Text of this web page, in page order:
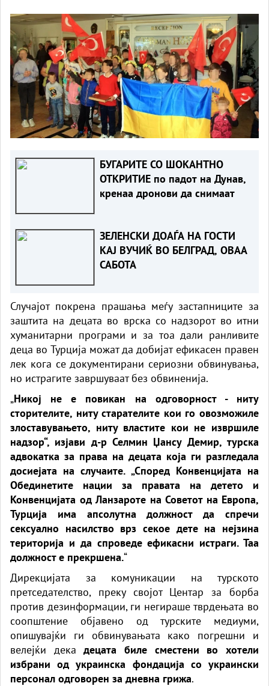
БУГАРИТЕ СО ШОКАНТНО
ОТКРИТИЕ по падот на Дунав,
кренаа дронови да снимаат
ЗЕЛЕНСКИ ДОАЃА НА ГОСТИ
КАЈ ВУЧИЌ ВО БЕЛГРАД, ОВАА
САБОТА
Случајот покрена прашања меѓу застапниците за
заштита на децата во врска со надзорот во итни
хуманитарни програми и за тоа дали ранливите
деца во Турција можат да добијат ефикасен правен
лек кога се документирани сериозни обвинувања,
но истрагите завршуваат без обвиненија.
„Никој не е повикан на одговорност - ниту
сторителите, ниту старателите кои го овозможиле
злоставувањето, ниту властите кои не извршиле
надзор“, изјави д-р Селмин Џансу Демир, турска
адвокатка за права на децата која ги разгледала
досиејата на случаите. „Според Конвенцијата на
Обединетите нации за правата на детето и
Конвенцијата од Ланзароте на Советот на Европа,
Турција има апсолутна должност да спречи
сексуално насилство врз секое дете на нејзина
територија и да спроведе ефикасни истраги. Таа
должност е прекршена.“
Дирекцијата за комуникации на турското
претседателство, преку својот Центар за борба
против дезинформации, ги негираше тврдењата во
соопштение објавено од турските медиуми,
опишувајќи ги обвинувањата како погрешни и
велејќи декадецата биле сместени во хотели
избрани од украинска фондација со украински
персонал одговорен за дневна грижа.